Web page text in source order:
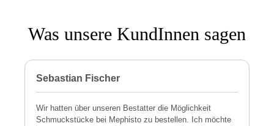
Was unsere KundInnen sagen
Sebastian Fischer
Wir hatten über unseren Bestatter die Möglichkeit
Schmuckstücke bei Mephisto zu bestellen. Ich möchte